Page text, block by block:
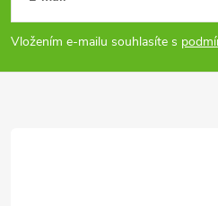
p
a
Vložením e-mailu souhlasíte s